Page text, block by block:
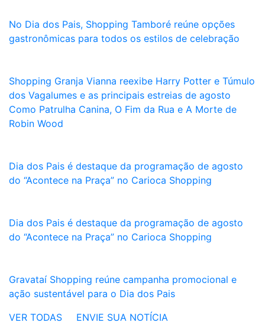
No Dia dos Pais, Shopping Tamboré reúne opções
gastronômicas para todos os estilos de celebração
Shopping Granja Vianna reexibe Harry Potter e Túmulo
dos Vagalumes e as principais estreias de agosto
Como Patrulha Canina, O Fim da Rua e A Morte de
Robin Wood
Dia dos Pais é destaque da programação de agosto
do “Acontece na Praça” no Carioca Shopping
Dia dos Pais é destaque da programação de agosto
do “Acontece na Praça” no Carioca Shopping
Gravataí Shopping reúne campanha promocional e
ação sustentável para o Dia dos Pais
VER TODAS
ENVIE SUA NOTÍCIA